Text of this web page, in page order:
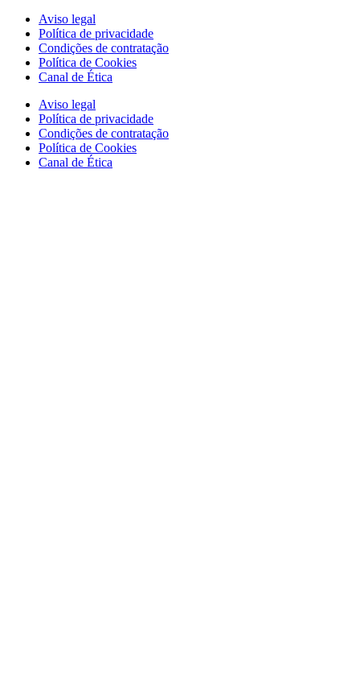
Aviso legal
Política de privacidade
Condições de contratação
Política de Cookies
Canal de Ética
Aviso legal
Política de privacidade
Condições de contratação
Política de Cookies
Canal de Ética